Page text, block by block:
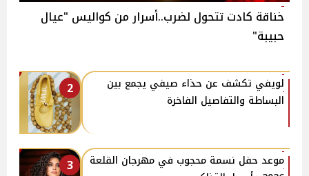
خناقة كادت تتحول لضرب..أسرار من كواليس "عيال
حبيبة"
2
لويفي تكشف عن حذاء صيفي يجمع بين
البساطة والتفاصيل الفاخرة
3
موعد حفل نسمة محجوب في مهرجان القلعة